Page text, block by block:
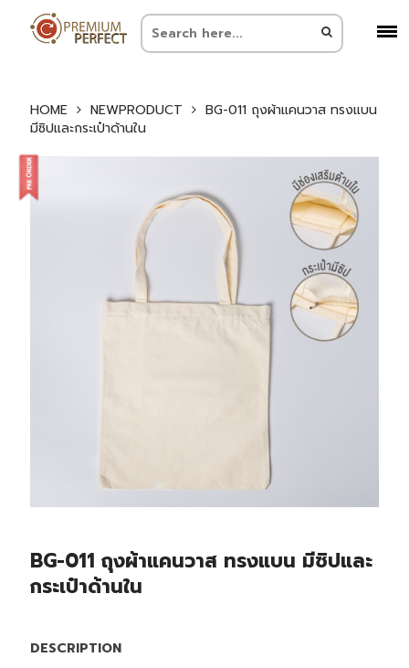
HOME NEWPRODUCT
BG-011 ถุงผ้าแคนวาส ทรงแบน
มีซิปและกระเป๋าด้านใน
BG-011 ถุงผ้าแคนวาส ทรงแบน มีซิปและ
กระเป๋าด้านใน
DESCRIPTION